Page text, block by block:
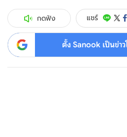
กดฟัง แชร์
ตั้ง Sanook เป็นข่า